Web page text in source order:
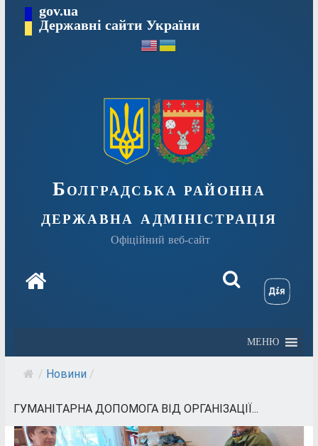
Перейтиgov.ua
Державні сайти України
Болградська районна
державна адміністрація
Офіційний веб-сайт
МЕНЮ
/ Новини /
ГУМАНІТАРНА ДОПОМОГА ВІД ОРГАНІЗАЦІЇ...